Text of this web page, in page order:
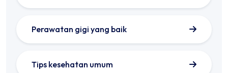
Perawatan gigi yang baik
Tips kesehatan umum